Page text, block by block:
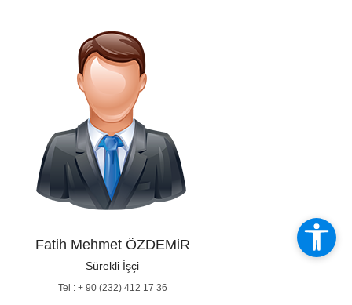
Fatih Mehmet ÖZDEMiR
Sürekli İşçi
Tel : + 90 (232) 412 17 36